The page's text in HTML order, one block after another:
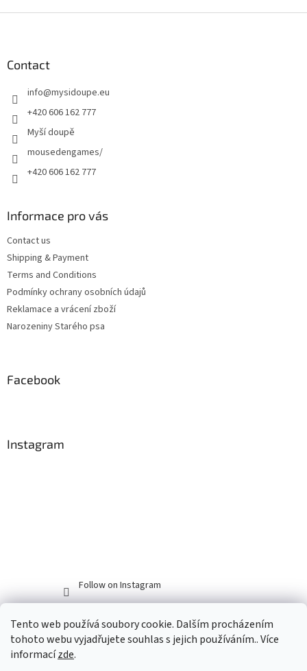
Tento web používá soubory cookie. Dalším procházením
tohoto webu vyjadřujete souhlas s jejich používáním.. Více
informacízde.
Contact
info@mysidoupe.eu
+420 606 162 777
Myší doupě
mousedengames/
+420 606 162 777
Informace pro vás
Contact us
Shipping & Payment
Terms and Conditions
Podmínky ochrany osobních údajů
Reklamace a vrácení zboží
Narozeniny Starého psa
Facebook
Instagram
Follow on Instagram